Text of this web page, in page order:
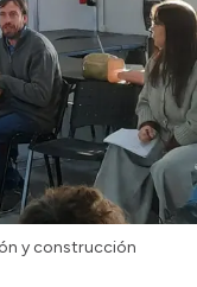
y construcción